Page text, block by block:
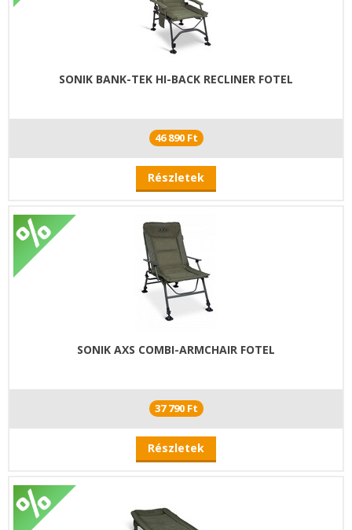
SONIK BANK-TEK HI-BACK RECLINER FOTEL
46 890 Ft
Részletek
SONIK AXS COMBI-ARMCHAIR FOTEL
37 790 Ft
Részletek